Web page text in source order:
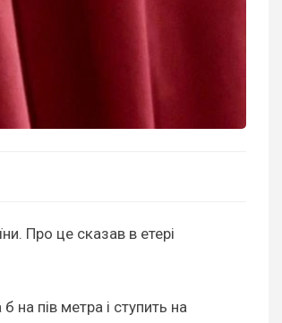
Про це сказав в етері
на пів метра і ступить на